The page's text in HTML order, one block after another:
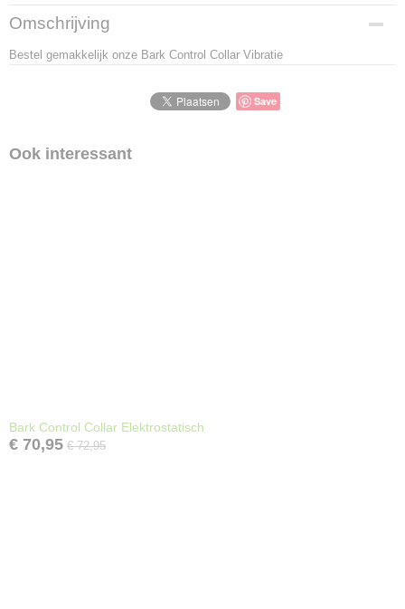
Productcode
LBS - PBC45-13339
EAN code
Omschrijving
Bestel gemakkelijk onze Bark Control Collar Vibratie
Save
Ook interessant
Bark Control Collar Elektrostatisch
€ 70,95 € 72,95